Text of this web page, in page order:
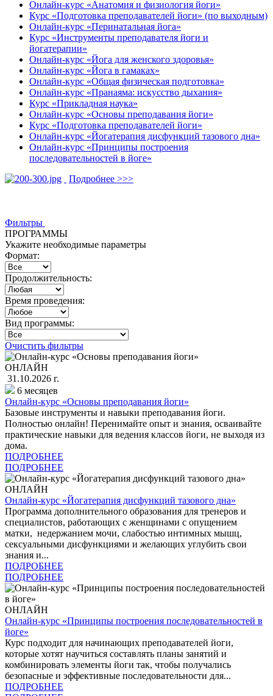
Онлайн-курс «Анатомия и физиология йоги»
Курс «Подготовка преподавателей йоги» (по выходным)
Онлайн-курс «Перинатальная йога»
Курс «Инструменты преподавателя йоги и
йогатерапии»
Онлайн-курс «Йога для женского здоровья»
Онлайн-курс «Йога в гамаках»
Онлайн-курс «Общая физическая подготовка»
Онлайн-курс «Пранаяма: искусство дыхания»
Курс «Прикладная наука»
Онлайн-курс «Основы преподавания йоги»
Курс «Подготовка преподавателей йоги»
Онлайн-курс «Йогатерапия дисфункций тазового дна»
Онлайн-курс «Принципы построения
последовательностей в йоге»
Подробнее >>>
Фильтры
ПРОГРАММЫ
Укажите необходимые параметры
Формат:
Продолжительность:
Время проведения:
Вид программы:
Очистить фильтры
ОНЛАЙН
31.10.2026 г.
6 месяцев
Онлайн-курс «Основы преподавания йоги»
Базовые инструменты и навыки преподавания йоги.
Полностью онлайн! Перенимайте опыт и знания, осваивайте
практические навыки для ведения классов йоги, не выходя из
дома.
ПОДРОБНЕЕ
ПОДРОБНЕЕ
ОНЛАЙН
Онлайн-курс «Йогатерапия дисфункций тазового дна»
Программа дополнительного образования для тренеров и
специалистов, работающих с женщинами с опущением
матки, недержанием мочи, слабостью интимных мышц,
сексуальными дисфункциями и желающих углубить свои
знания и...
ПОДРОБНЕЕ
ПОДРОБНЕЕ
ОНЛАЙН
Онлайн-курс «Принципы построения последовательностей в
йоге»
Курс подходит для начинающих преподавателей йоги,
которые хотят научиться составлять планы занятий и
комбинировать элементы йоги так, чтобы получались
безопасные и эффективные последовательности для...
ПОДРОБНЕЕ